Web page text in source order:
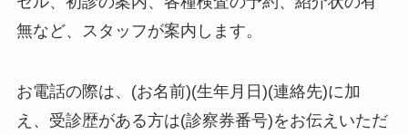
無など、スタッフが案内します。
お電話の際は、(お名前)(生年月日)(連絡先)に加
え、受診歴がある方は(診察券番号)をお伝えいただ